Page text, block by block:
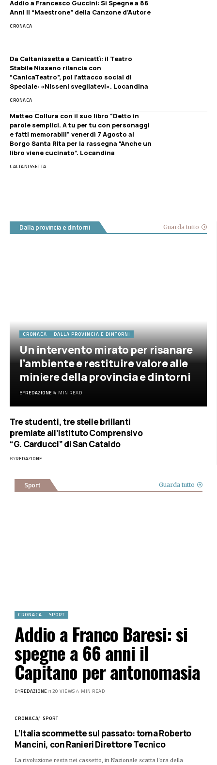
Addio a Francesco Guccini: Si Spegne a 86
Anni il “Maestrone” della Canzone d’Autore
CRONACA
Da Caltanissetta a Canicattì: il Teatro
Stabile Nisseno rilancia con
“CanicaTeatro”, poi l’attacco social di
Speciale: «Nisseni svegliatevi». Locandina
CRONACA
Matteo Collura con il suo libro “Detto in
parole semplici. A tu per tu con personaggi
e fatti memorabili” venerdì 7 Agosto al
Borgo Santa Rita per la rassegna “Anche un
libro viene cucinato”. Locandina
CALTANISSETTA
Dalla provincia e dintorni Guarda tutto
CRONACA DALLA PROVINCIA E DINTORNI
Un intervento mirato per risanare
l’ambiente e restituire valore alle
miniere della provincia e dintorni
BYREDAZIONE 4 MIN READ
Tre studenti, tre stelle brillanti
premiate all’Istituto Comprensivo
“G. Carducci” di San Cataldo
BYREDAZIONE
Sport Guarda tutto
CRONACA SPORT
Addio a Franco Baresi: si
spegne a 66 anni il
Capitano per antonomasia
BYREDAZIONE 120 VIEWS 4 MIN READ
CRONACA SPORT
L’Italia scommette sul passato: torna Roberto
Mancini, con Ranieri Direttore Tecnico
La rivoluzione resta nei cassetto, in Nazionale scatta l'ora della